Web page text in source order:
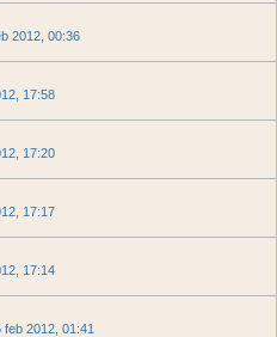
2012, 00:36
17:58
17:20
17:17
17:14
feb 2012, 01:41